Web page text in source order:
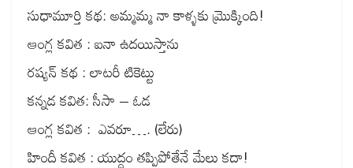
సుధామూర్తి కథ: అమ్మమ్మ నా కాళ్ళకు మ్రొక్కింది!
ఆంగ్ల కవిత : ఐనా ఉదయిస్తాను
రష్యన్ కథ : లాటరీ టికెట్టు
కన్నడ కవిత: సీసా – ఓడ
ఆంగ్ల కవిత : ఎవరూ…. (లేరు)
హిందీ కవిత : యుద్దం తప్పిపోతేనే మేలు కదా!